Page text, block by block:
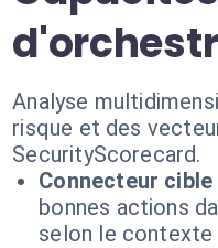
Analyse
risque et des
SecurityScorecard.
Connecteur cible
bonnes actions
selon le contexte